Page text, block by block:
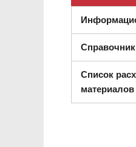
Список
материалов